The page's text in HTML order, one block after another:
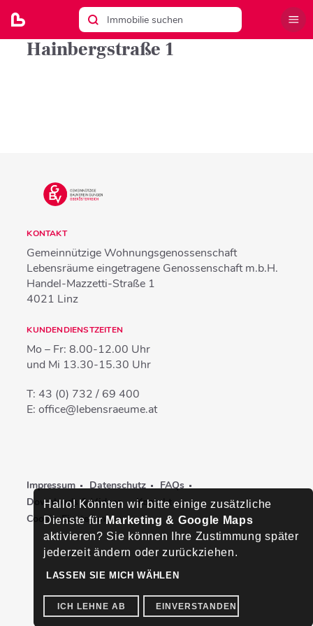
Hainbergstraße 1
KONTAKT
Gemeinnützige Wohnungsgenossenschaft
Lebensräume eingetragene Genossenschaft m.b.H.
Handel-Mazzetti-Straße 1
4021 Linz
KUNDENDIENSTZEITEN
Mo – Fr: 8.00-12.00 Uhr
und Mi 13.30-15.30 Uhr
T:43 (0) 732 / 69 400
E:office@lebensraeume.at
Impressum Datenschutz
FAQs
Downloads & Videos
Kontakt
Cookie-Einstellungen
Hallo! Könnten wir bitte einige zusätzliche
Dienste für Marketing & Google Maps
aktivieren? Sie können Ihre Zustimmung später
jederzeit ändern oder zurückziehen.
LASSEN SIE MICH WÄHLEN
ICH LEHNE AB EINVERSTANDEN